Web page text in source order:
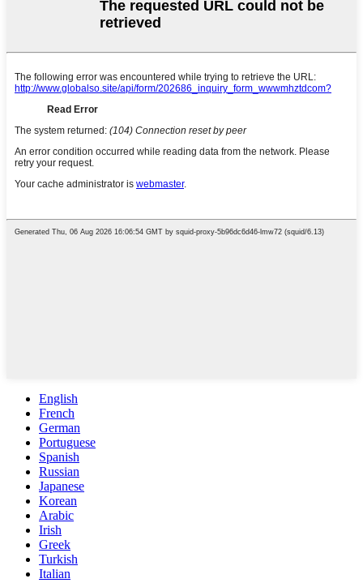
English
French
German
Portuguese
Spanish
Russian
Japanese
Korean
Arabic
Irish
Greek
Turkish
Italian